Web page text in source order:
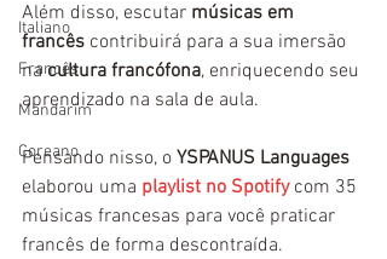
Italiano
Francês
Mandarim
Coreano
Além disso, escutar músicas em
francês contribuirá para a sua imersão
na cultura francófona, enriquecendo seu
aprendizado na sala de aula.
Pensando nisso, o YSPANUS Languages
elaborou uma playlist no Spotify com 35
músicas francesas para você praticar
francês de forma descontraída.